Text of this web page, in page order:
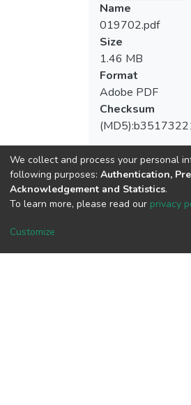
Name
019702.pdf
Size
1.46 MB
Format
Adobe PDF
Checksum
We collect and process your personal
following purposes: Authentication,
Acknowledgement and Statistics.
To learn more, please read our privacy
Customize